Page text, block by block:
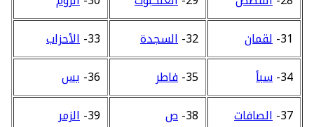
31- لقمان 32- السجدة 33- الأحزاب
34- سبأ 35- فاطر 36- يس
37- الصافات 38- ص 39- الزمر